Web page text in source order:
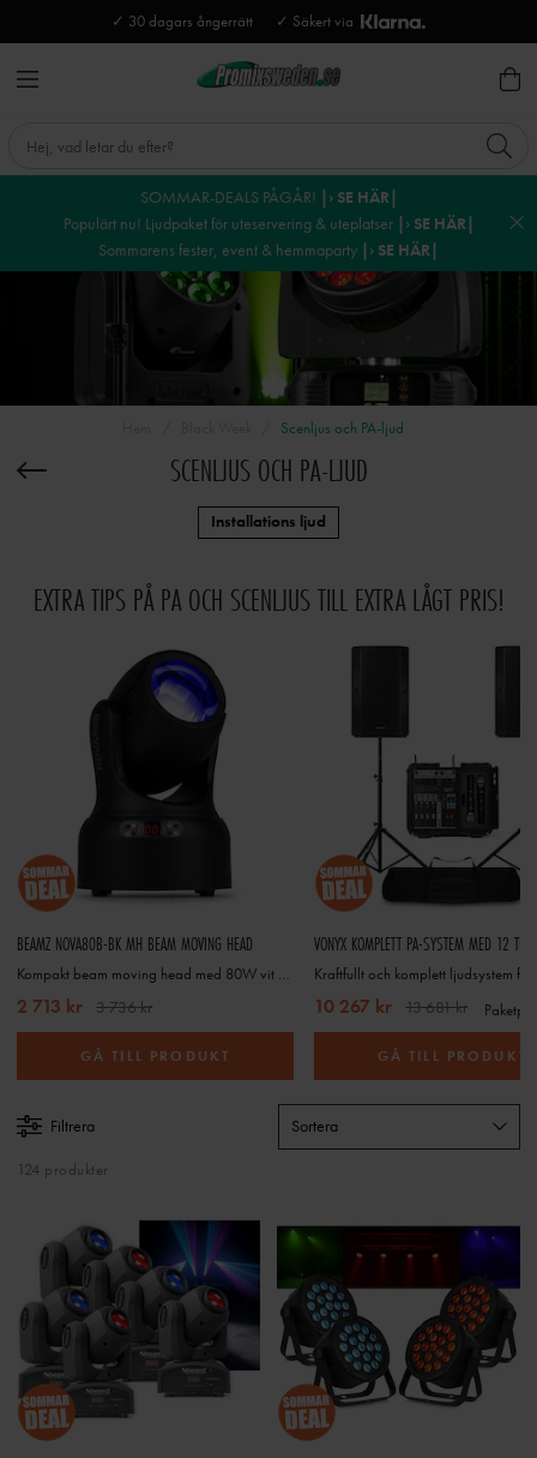
✓ 30 dagars ångerrätt ✓ Säkert via
SOMMAR-DEALS PÅGÅR! |› SE HÄR|
Populärt nu! Ljudpaket för uteservering & uteplatser |› SE HÄR|
Sommarens fester, event & hemmaparty |› SE HÄR|
Scenljus och PA-ljud
SCENLJUS OCH PA-LJUD
Installations ljud
EXTRA TIPS PÅ PA OCH SCENLJUS TILL EXTRA LÅGT PRIS!
BEAMZ NOVA80B-BK MH BEAM MOVING HEAD
Kompakt beam moving head med 80W vit LED, gobo- och färghjul
2 713 kr 3 736 kr
GÅ TILL PRODUKT
10 267 kr 13 681 kr
GÅ TILL PRODUKT
Filtrera Sortera
124 produkter